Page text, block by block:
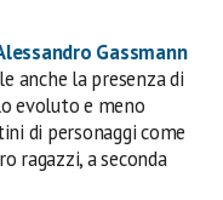
Gassmann
anche la presenza di
evoluto e meno
di personaggi come
ragazzi, a seconda